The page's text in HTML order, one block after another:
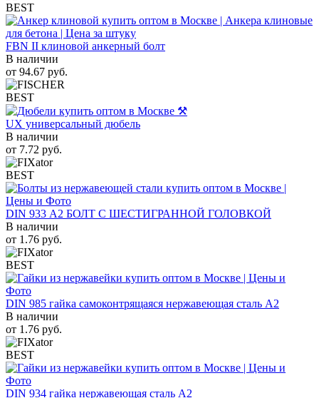
BEST
FBN II клиновой анкерный болт
В наличии
от 94.67 руб.
BEST
UX универсальный дюбель
В наличии
от 7.72 руб.
BEST
DIN 933 А2 БОЛТ С ШЕСТИГРАННОЙ ГОЛОВКОЙ
В наличии
от 1.76 руб.
BEST
DIN 985 гайка самоконтрящаяся нержавеющая сталь A2
В наличии
от 1.76 руб.
BEST
DIN 934 гайка нержавеющая сталь A2